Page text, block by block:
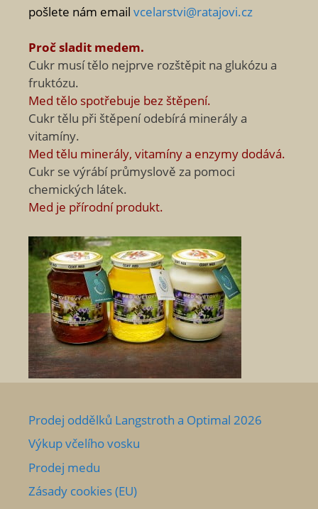
pošlete nám email vcelarstvi@ratajovi.cz
Proč sladit medem.
Cukr musí tělo nejprve rozštěpit na glukózu a
fruktózu.
Med tělo spotřebuje bez štěpení.
Cukr tělu při štěpení odebírá minerály a
vitamíny.
Med tělu minerály, vitamíny a enzymy dodává.
Cukr se výrábí průmyslově za pomoci
chemických látek.
Med je přírodní produkt.
Prodej oddělků Langstroth a Optimal 2026
Výkup včelího vosku
Prodej medu
Zásady cookies (EU)